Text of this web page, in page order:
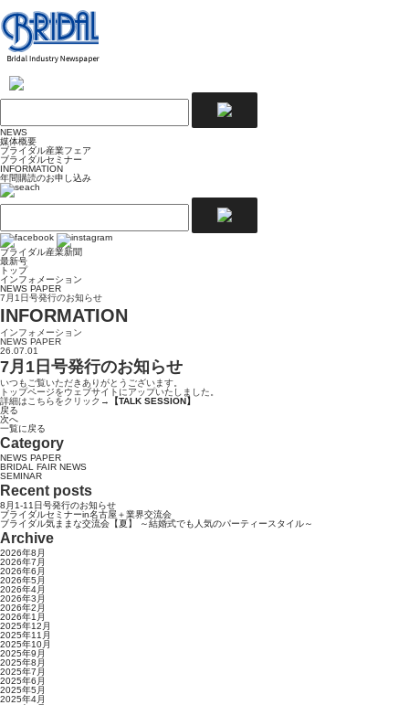
NEWS
媒体概要
ブライダル産業フェア
ブライダルセミナー
INFORMATION
年間購読のお申し込み
ブライダル産業新聞
最新号
トップ
インフォメーション
NEWS PAPER
7月1日号発行のお知らせ
INFORMATION
インフォメーション
NEWS PAPER
26.07.01
7月1日号発行のお知らせ
いつもご覧いただきありがとうございます。
トップページをウェブサイトにアップいたしました。
詳細はこちらをクリック→
【TALK SESSION】
戻る
次へ
一覧に戻る
Category
NEWS PAPER
BRIDAL FAIR NEWS
SEMINAR
Recent posts
8月1-11日号発行のお知らせ
ブライダルセミナーin名古屋＋業界交流会
ブライダル気ままな交流会【夏】 ～結婚式でも人気のパーティースタイル～
Archive
2026年8月
2026年7月
2026年6月
2026年5月
2026年4月
2026年3月
2026年2月
2026年1月
2025年12月
2025年11月
2025年10月
2025年9月
2025年8月
2025年7月
2025年6月
2025年5月
2025年4月